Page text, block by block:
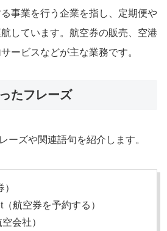
事業を行う企業を指し、定期便や
しています。航空券の販売、空港
ービスなどが主な業務です。
たフレーズ
ーズや関連語句を紹介します。
航空券を予約する）
空会社）